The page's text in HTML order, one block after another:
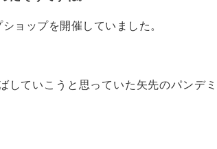
ョップを開催していました。
していこうと思っていた矢先のパンデミ